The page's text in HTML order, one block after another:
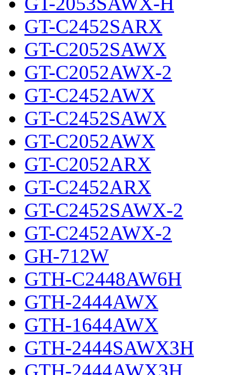
GT-C2452SARX
GT-C2052SAWX
GT-C2052AWX-2
GT-C2452AWX
GT-C2452SAWX
GT-C2052AWX
GT-C2052ARX
GT-C2452ARX
GT-C2452SAWX-2
GT-C2452AWX-2
GH-712W
GTH-C2448AW6H
GTH-2444AWX
GTH-1644AWX
GTH-2444SAWX3H